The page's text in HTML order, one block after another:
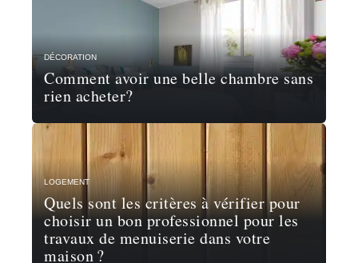
DÉCORATION
Comment avoir une belle chambre sans
rien acheter?
LOGEMENT
Quels sont les critères à vérifier pour
choisir un bon professionnel pour les
travaux de menuiserie dans votre
maison ?